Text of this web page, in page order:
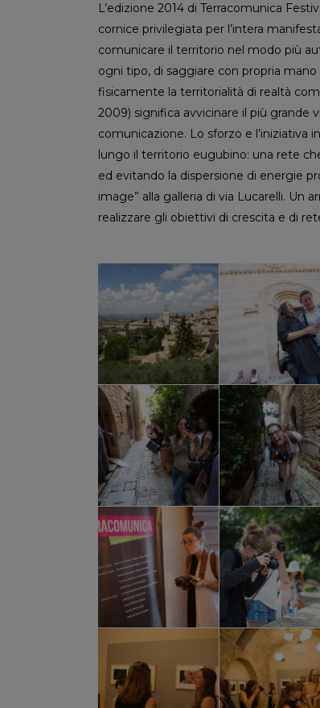
L’edizione 2014 di Terracomunica
cornice privilegiata per l’intera
comunicare il territorio nel modo più
ogni tipo, di saggiare con propria
fisicamente la territorialità di realtà
2009) significa avvicinare il più
comunicazione. Lo sforzo e l’iniziativa
lungo il territorio eugubino: una rete
ed evitando la dispersione di energie
image” alla galleria di via Lucarelli. Un
realizzare gli obiettivi di crescita e di